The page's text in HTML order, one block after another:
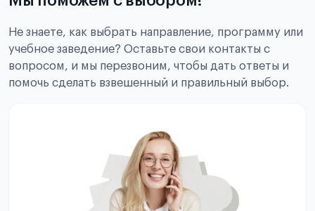
Не знаете, как выбрать направление, программу или
учебное заведение? Оставьте свои контакты с
вопросом, и мы перезвоним, чтобы дать ответы и
помочь сделать взвешенный и правильный выбор.